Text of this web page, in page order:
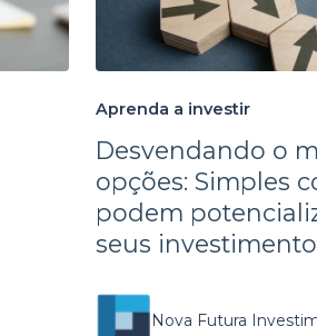
Aprenda a investir
Desvendando o
opções: Simples
podem
seus
Nova Futura